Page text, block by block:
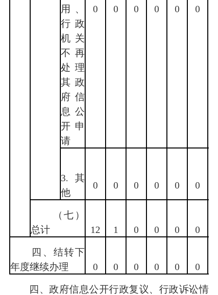
用、
行政
机关
不再
处理
其政
府信
息公
开申
请
0 0 0 0 0 0
3.其
他
0 0 0 0 0 0
（七）
总计
12 1 0 0 0 0
四、结转下
年度继续办理
0 0 0 0 0 0
四、政府信息公开行政复议、行政诉讼情